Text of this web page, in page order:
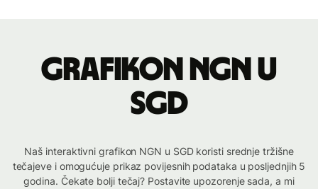
Grafikon NGN u
SGD
Naš interaktivni grafikon NGN u SGD koristi srednje tržišne
tečajeve i omogućuje prikaz povijesnih podataka u posljednjih 5
godina. Čekate bolji tečaj? Postavite upozorenje sada, a mi